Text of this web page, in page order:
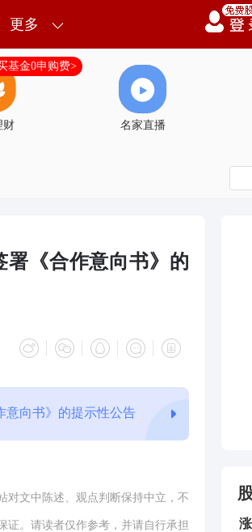
更多
财
基金0申购费>
名家直播
《合作意向书》的
意向书》的提示性公告
对文中陈述、观点判断保持中立，不
证。请读者仅作参考，并请自行承担